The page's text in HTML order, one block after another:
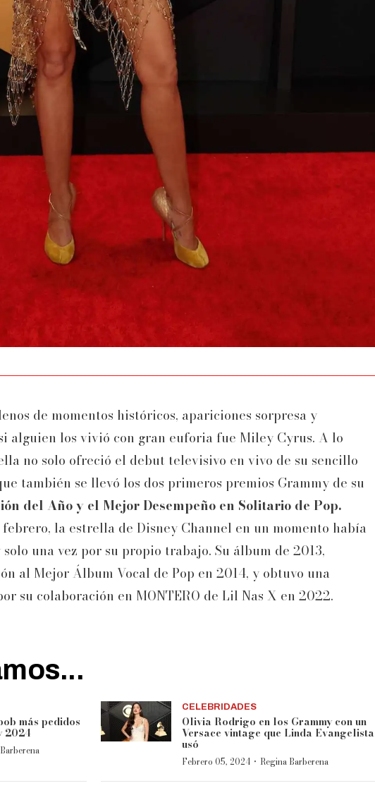
de momentos históricos, apariciones sorpresa y
alguien los vivió con gran euforia fue Miley Cyrus. A lo
no solo ofreció el debut televisivo en vivo de su sencillo
también se llevó los dos primeros premios Grammy de su
del Año y el Mejor Desempeño en Solitario de Pop.
la estrella de Disney Channel en un momento había
una vez por su propio trabajo. Su álbum de 2013,
al Mejor Álbum Vocal de Pop en 2014, y obtuvo una
su colaboración en MONTERO de Lil Nas X en 2022.
más pedidos
2024
CELEBRIDADES
Olivia Rodrigo en los Grammy con un
Versace vintage que Linda Evangelista
usó
Febrero 05, 2024 · Regina Barberena